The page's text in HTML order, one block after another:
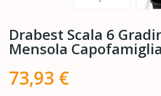
Drabest Scala 6
Mensola Capofamiglia
73,93 €